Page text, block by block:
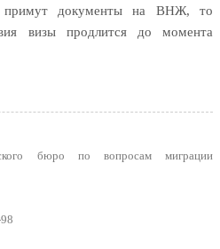
примут документы на ВНЖ, то
визы продлится до момента
бюро по вопросам миграции